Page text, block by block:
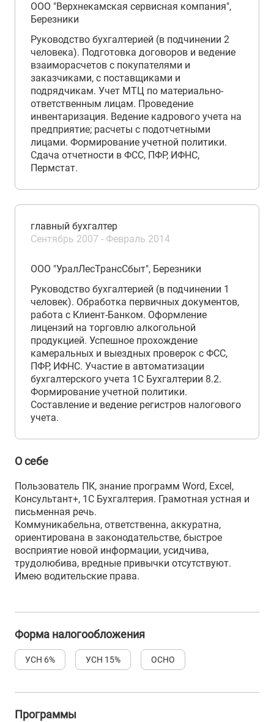
ООО "Верхнекамская сервисная компания",
Березники
Руководство бухгалтерией (в подчинении 2
человека). Подготовка договоров и ведение
взаиморасчетов с покупателями и
заказчиками, с поставщиками и
подрядчикам. Учет МТЦ по материально-
ответственным лицам. Проведение
инвентаризация. Ведение кадрового учета на
предприятие; расчеты с подотчетными
лицами. Формирование учетной политики.
Сдача отчетности в ФСС, ПФР, ИФНС,
Пермстат.
главный бухгалтер
Сентябрь 2007 - Февраль 2014
ООО "УралЛесТрансСбыт", Березники
Руководство бухгалтерией (в подчинении 1
человек). Обработка первичных документов,
работа с Клиент-Банком. Оформление
лицензий на торговлю алкогольной
продукцией. Успешное прохождение
камеральных и выездных проверок с ФСС,
ПФР, ИФНС. Участие в автоматизации
бухгалтерского учета 1С Бухгалтерии 8.2.
Формирование учетной политики.
Составление и ведение регистров налогового
учета.
О себе
Пользователь ПК, знание программ Word, Excel,
Консультант+, 1С Бухгалтерия. Грамотная устная и
письменная речь.
Коммуникабельна, ответственна, аккуратна,
ориентирована в законодательстве, быстрое
восприятие новой информации, усидчива,
трудолюбива, вредные привычки отсутствуют.
Имею водительские права.
Форма налогообложения
УСН 6% УСН 15% ОСНО
Программы